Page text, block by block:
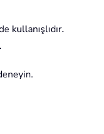
kullanışlıdır.